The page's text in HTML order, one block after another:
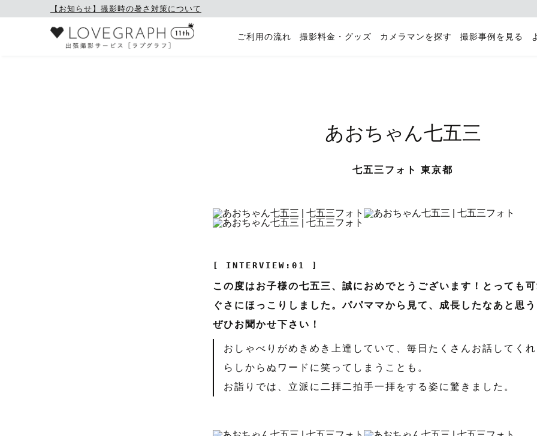
【お知らせ】撮影時の暑さ対策について
ご利用の流れ 撮影料金・グッズ カメラマンを探す 撮影事例を見る
あおちゃん七五三
七五三フォト 東京都
[ INTERVIEW:01 ]
この度はお子様の七五三、誠におめでとうございます！とっても
ぐさにほっこりしました。パパママから見て、成長したなあと思
ぜひお聞かせ下さい！
おしゃべりがめきめき上達していて、毎日たくさんお話してく
らしからぬワードに笑ってしまうことも。
お詣りでは、立派に二拝二拍手一拝をする姿に驚きました。